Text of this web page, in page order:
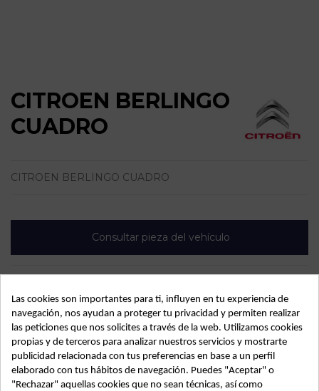
CITROEN BERLINGO
CUADRO
CITROEN BERLINGO CUADRO
Consultar pieza del vehículo
Detalles de producto
Año fabricación
2010
Código motor
Las cookies son importantes para ti, influyen en tu experiencia de
navegación, nos ayudan a proteger tu privacidad y permiten realizar
las peticiones que nos solicites a través de la web. Utilizamos cookies
propias y de terceros para analizar nuestros servicios y mostrarte
publicidad relacionada con tus preferencias en base a un perfil
elaborado con tus hábitos de navegación. Puedes "Aceptar" o
"Rechazar" aquellas cookies que no sean técnicas, así como